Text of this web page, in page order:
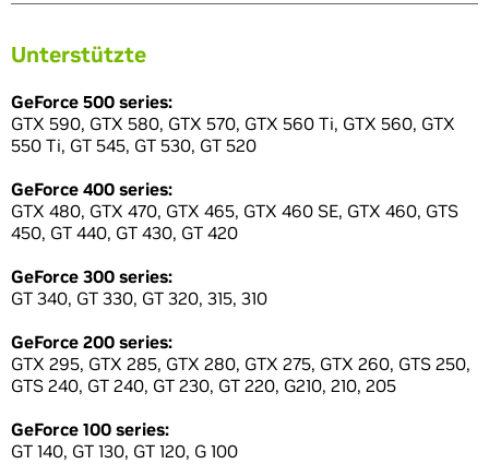
Unterstützte
GeForce 500 series:
GTX 590, GTX 580, GTX 570, GTX 560 Ti, GTX 560, GTX
550 Ti, GT 545, GT 530, GT 520
GeForce 400 series:
GTX 480, GTX 470, GTX 465, GTX 460 SE, GTX 460, GTS
450, GT 440, GT 430, GT 420
GeForce 300 series:
GT 340, GT 330, GT 320, 315, 310
GeForce 200 series:
GTX 295, GTX 285, GTX 280, GTX 275, GTX 260, GTS 250,
GTS 240, GT 240, GT 230, GT 220, G210, 210, 205
GeForce 100 series:
GT 140, GT 130, GT 120, G 100